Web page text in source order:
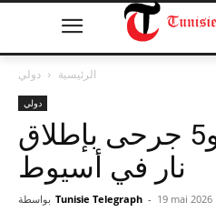
الرئيسية دولي
دولي
مصر: 8 قتلى و5 جرحى بإطلاق
نار في أسيوط
بواسطة Tunisie Telegraph - 19 mai 2026